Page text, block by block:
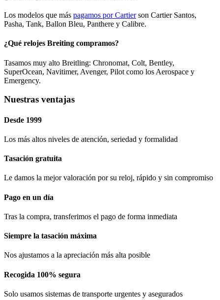
Los modelos que más pagamos por Cartierson Cartier Santos,
Pasha, Tank, Ballon Bleu, Panthere y Calibre.
¿Qué relojes Breiting compramos?
Tasamos muy alto Breitling: Chronomat, Colt, Bentley,
SuperOcean, Navitimer, Avenger, Pilot como los Aerospace y
Emergency.
Nuestras ventajas
Desde 1999
Los más altos niveles de atención, seriedad y formalidad​
Tasación gratuita
Le damos la mejor valoración por su reloj, rápido y sin compromiso
Pago en un día
Tras la compra, transferimos el pago de forma inmediata
Siempre la tasación máxima
Nos ajustamos a la apreciación más alta posible
Recogida 100% segura​
Solo usamos sistemas de transporte urgentes y asegurados